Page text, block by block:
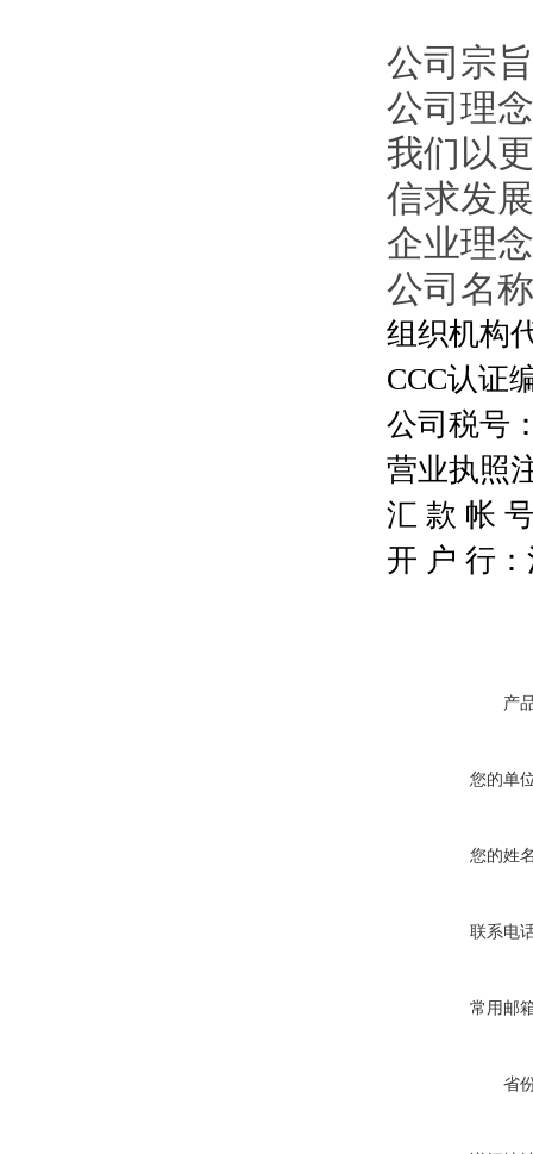
公司宗
公司理
我们以
信求发
企业理
公司名
组织机构
CCC认证
公司税号
营业执照
汇 款 帐
开 户 行
产
您的单
您的姓
联系电
常用邮
省